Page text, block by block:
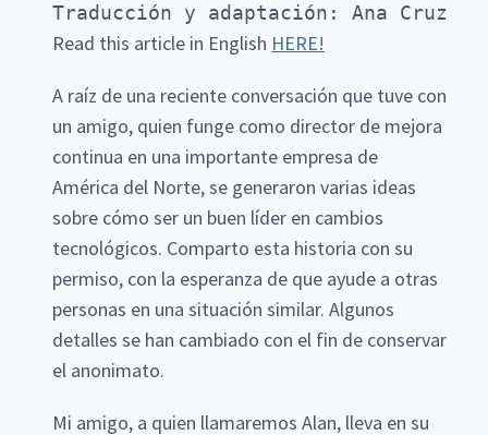
Traducción y adaptación: Ana Cruz
Read this article in English HERE!
A raíz de una reciente conversación que tuve con
un amigo, quien funge como director de mejora
continua en una importante empresa de
América del Norte, se generaron varias ideas
sobre cómo ser un buen líder en cambios
tecnológicos. Comparto esta historia con su
permiso, con la esperanza de que ayude a otras
personas en una situación similar. Algunos
detalles se han cambiado con el fin de conservar
el anonimato.
Mi amigo, a quien llamaremos Alan, lleva en su